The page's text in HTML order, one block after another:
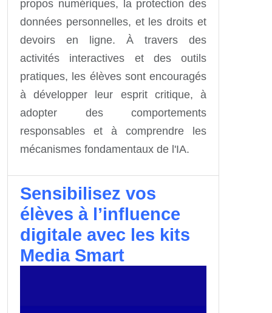
propos numériques, la protection des
données personnelles, et les droits et
devoirs en ligne. À travers des
activités interactives et des outils
pratiques, les élèves sont encouragés
à développer leur esprit critique, à
adopter des comportements
responsables et à comprendre les
mécanismes fondamentaux de l'IA.
Sensibilisez vos
élèves à l’influence
digitale avec les kits
Media Smart